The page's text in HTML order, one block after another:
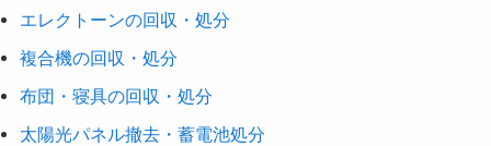
エレクトーンの回収・処分
複合機の回収・処分
布団・寝具の回収・処分
太陽光パネル撤去・蓄電池処分